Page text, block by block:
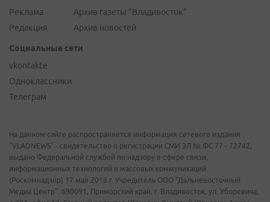
Реклама
Редакция
Архив газеты "Владивосток"
Архив новостей
Социальные сети
vkontakte
Одноклассники
Телеграм
На данном сайте распространяется информация сетевого издания
"VLADNEWS" - свидетельство о регистрации СМИ ЭЛ № ФС 77 - 72742,
выдано Федеральной службой по надзору в сфере связи,
информационных технологий и массовых коммуникаций
(Роскомнадзор) 17 мая 2018 г. Учредитель ООО "Дальневосточный
Медиа Центр". 690091, Приморский край, г. Владивосток, ул. Уборевича,